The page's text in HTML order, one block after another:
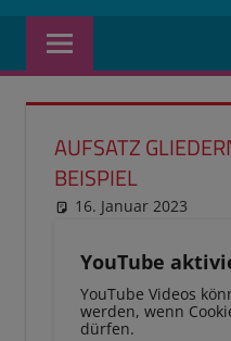
AUFSATZ
BEISPIEL
16. Januar 2023
YouTube
YouTube Videos
werden, wenn
dürfen.